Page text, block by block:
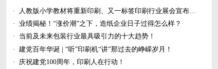
·
人教版小学教材将重新印刷、又一标签印刷行业展会宣布延期、5家造纸及包装印刷富豪上榜新财富500富人榜......
·
业绩揭秘！“涨价潮”之下，造纸企业日子过得怎么样？
·
当前及未来包装行业最具吸引力的十大趋势！
·
建党百年华诞 | “听”印刷机“讲”那过去的峥嵘岁月！
·
庆祝建党100周年，印刷人在行动！